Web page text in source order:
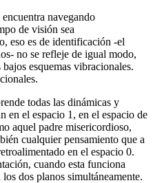
navegando
de visión sea
eso es de identificación -el
no se refleje de igual modo,
esquemas vibracionales.
todas las dinámicas y
en el espacio 1, en el espacio de
aquel padre misericordioso,
cualquier pensamiento que a
en el espacio 0.
cuando esta funciona
dos planos simultáneamente.